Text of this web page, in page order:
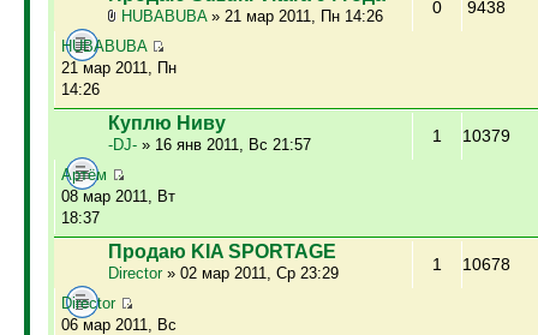
HUBABUBA» 21 мар 2011, Пн 14:26 0 9438
HUBABUBA
21 мар 2011, Пн
14:26
Куплю Ниву
-DJ-» 16 янв 2011, Вс 21:57 1 10379
Артём
08 мар 2011, Вт
18:37
Продаю KIA SPORTAGE
Director» 02 мар 2011, Ср 23:29 1 10678
Director
06 мар 2011, Вс